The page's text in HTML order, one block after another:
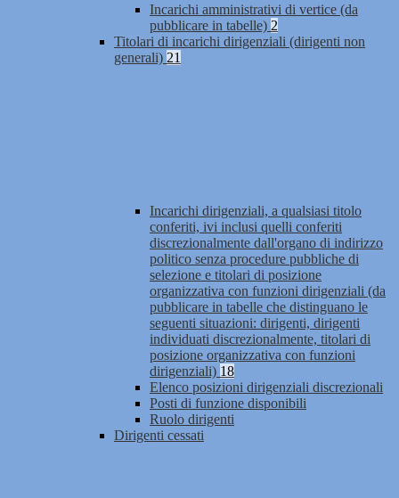
Incarichi amministrativi di vertice (da
pubblicare in tabelle) 2
Titolari di incarichi dirigenziali (dirigenti non
generali) 21
Incarichi dirigenziali, a qualsiasi titolo
conferiti, ivi inclusi quelli conferiti
discrezionalmente dall'organo di indirizzo
politico senza procedure pubbliche di
selezione e titolari di posizione
organizzativa con funzioni dirigenziali (da
pubblicare in tabelle che distinguano le
seguenti situazioni: dirigenti, dirigenti
individuati discrezionalmente, titolari di
posizione organizzativa con funzioni
dirigenziali) 18
Elenco posizioni dirigenziali discrezionali
Posti di funzione disponibili
Ruolo dirigenti
Dirigenti cessati